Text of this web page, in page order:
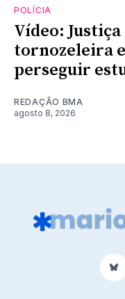
POLÍCIA
Vídeo:
tornozeleira
perseguir
REDAÇÃO BMA
agosto 8, 2026